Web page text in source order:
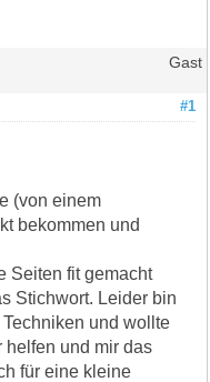
Gast
#1
(von einem
bekommen und
Seiten fit gemacht
Stichwort. Leider bin
und wollte
helfen und mir das
für eine kleine